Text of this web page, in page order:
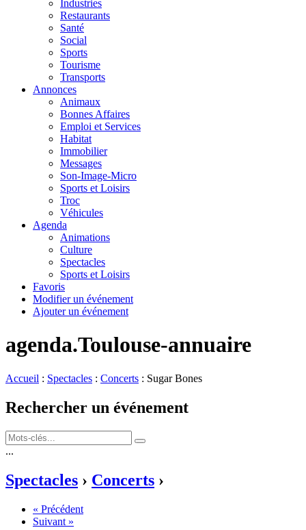
Industries
Restaurants
Santé
Social
Sports
Tourisme
Transports
Annonces
Animaux
Bonnes Affaires
Emploi et Services
Habitat
Immobilier
Messages
Son-Image-Micro
Sports et Loisirs
Troc
Véhicules
Agenda
Animations
Culture
Spectacles
Sports et Loisirs
Favoris
Modifier un événement
Ajouter un événement
agenda.Toulouse-annuaire
Accueil : Spectacles : Concerts : Sugar Bones
Rechercher un événement
...
Spectacles › Concerts ›
« Précédent
Suivant »